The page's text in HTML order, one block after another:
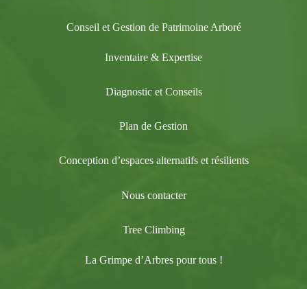
Conseil et Gestion de Patrimoine Arboré
Inventaire & Expertise
Diagnostic et Conseils
Plan de Gestion
Conception d’espaces alternatifs et résilients
Nous contacter
Tree Climbing
La Grimpe d’Arbres pour tous !